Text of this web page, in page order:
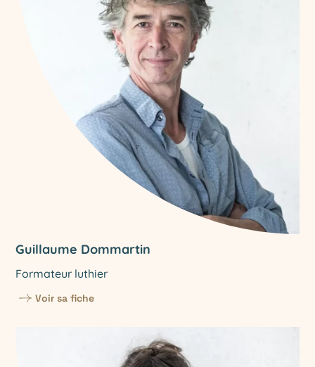
Guillaume Dommartin
Formateur luthier
Voir sa fiche